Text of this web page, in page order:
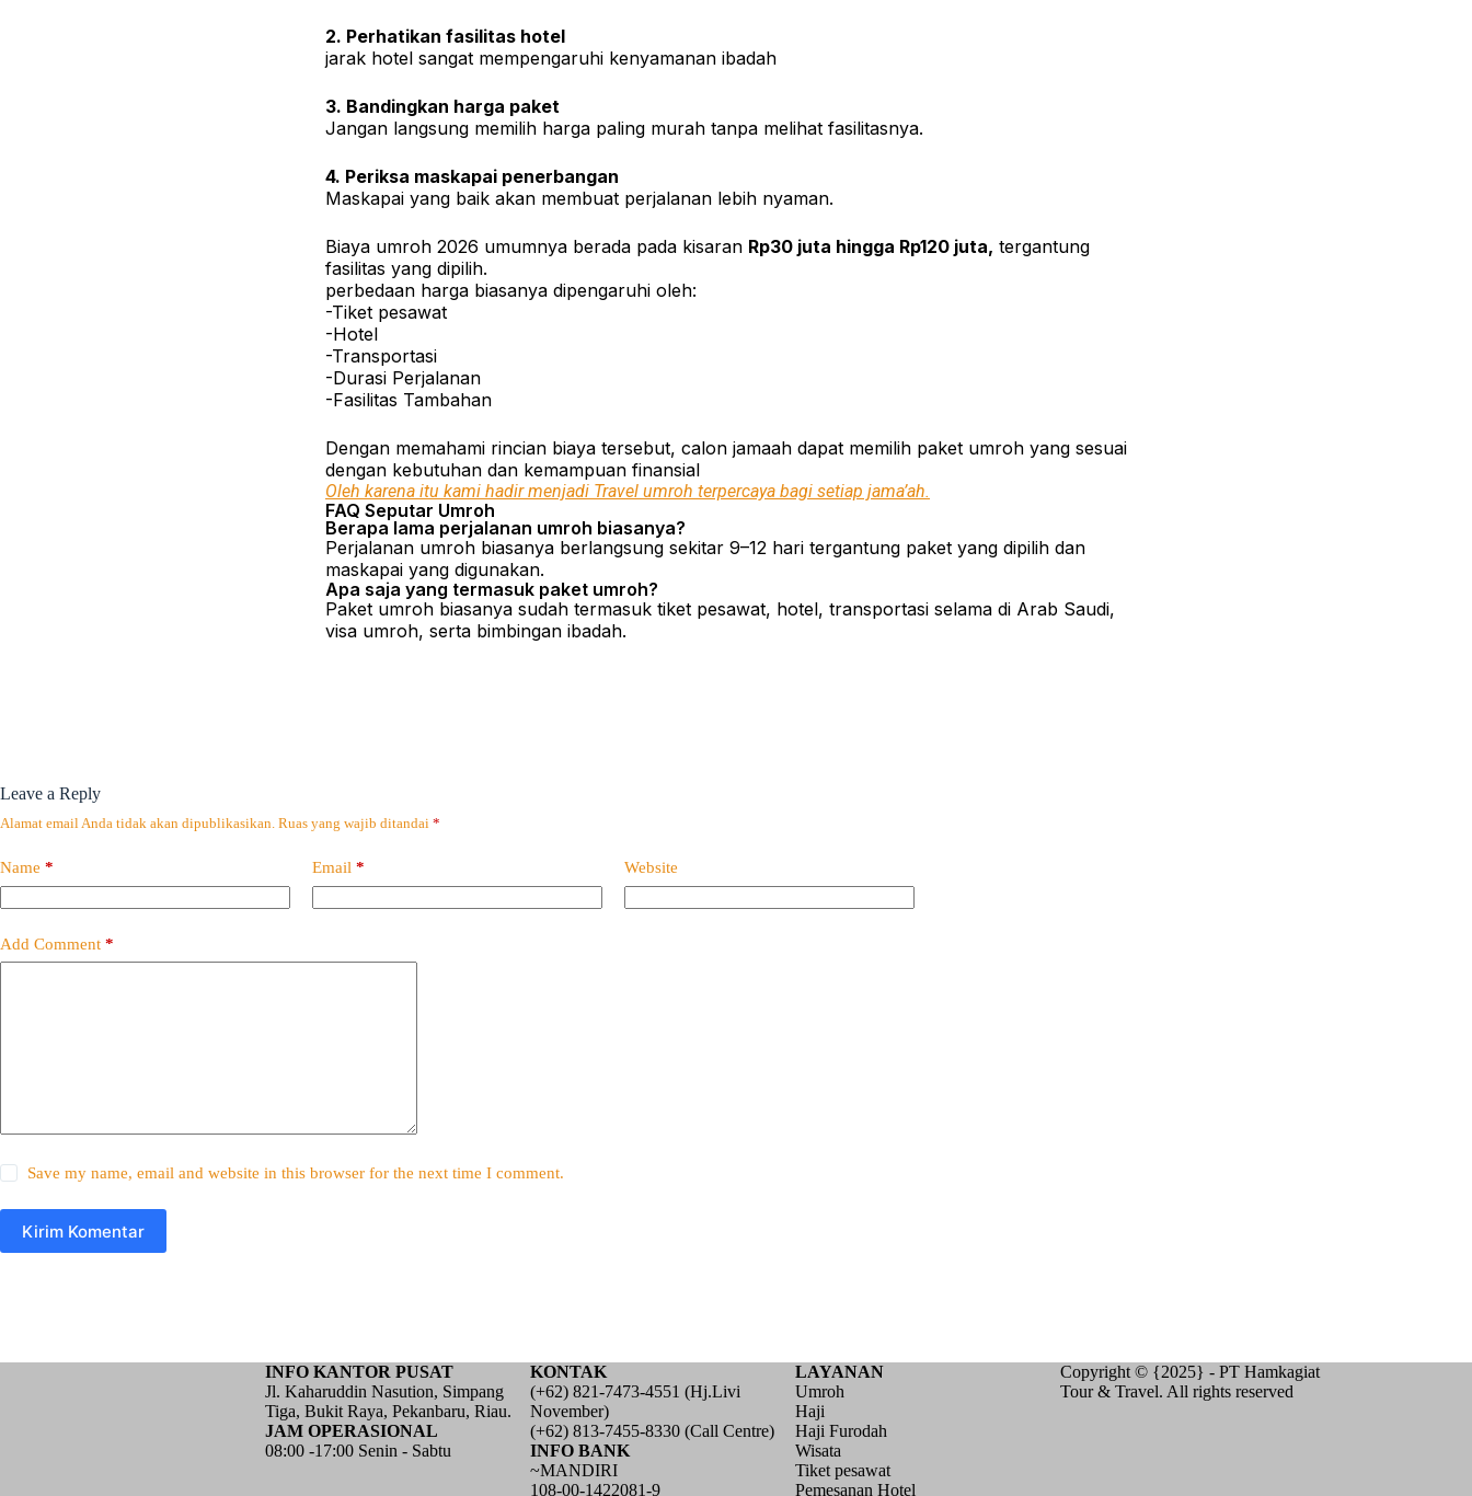
2. Perhatikan fasilitas hotel
jarak hotel sangat mempengaruhi kenyamanan ibadah
3. Bandingkan harga paket
Jangan langsung memilih harga paling murah tanpa melihat fasilitasnya.
4. Periksa maskapai penerbangan
Maskapai yang baik akan membuat perjalanan lebih nyaman.
Biaya umroh 2026 umumnya berada pada kisaran Rp30 juta hingga Rp120 juta, tergantung
fasilitas yang dipilih.
perbedaan harga biasanya dipengaruhi oleh:
-Tiket pesawat
-Hotel
-Transportasi
-Durasi Perjalanan
-Fasilitas Tambahan
Dengan memahami rincian biaya tersebut, calon jamaah dapat memilih paket umroh yang sesuai
dengan kebutuhan dan kemampuan finansial
Oleh karena itu kami hadir menjadi Travel umroh terpercaya bagi setiap jama’ah.
FAQ Seputar Umroh
Berapa lama perjalanan umroh biasanya?
Perjalanan umroh biasanya berlangsung sekitar 9–12 hari tergantung paket yang dipilih dan
maskapai yang digunakan.
Apa saja yang termasuk paket umroh?
Paket umroh biasanya sudah termasuk tiket pesawat, hotel, transportasi selama di Arab Saudi,
visa umroh, serta bimbingan ibadah.
Leave a Reply
Alamat email Anda tidak akan dipublikasikan. Ruas yang wajib ditandai *
Name * Email * Website
Add Comment *
Save my name, email and website in this browser for the next time I comment.
Kirim Komentar
INFO KANTOR PUSAT
Jl. Kaharuddin Nasution, Simpang
Tiga, Bukit Raya, Pekanbaru, Riau.
JAM OPERASIONAL
08:00 -17:00 Senin - Sabtu
KONTAK
(+62) 821-7473-4551 (Hj.Livi
November)
(+62) 813-7455-8330 (Call Centre)
INFO BANK
~MANDIRI
108-00-1422081-9
LAYANAN
Umroh
Haji
Haji Furodah
Wisata
Tiket pesawat
Pemesanan Hotel
Copyright © {2025} - PT Hamkagiat
Tour & Travel. All rights reserved